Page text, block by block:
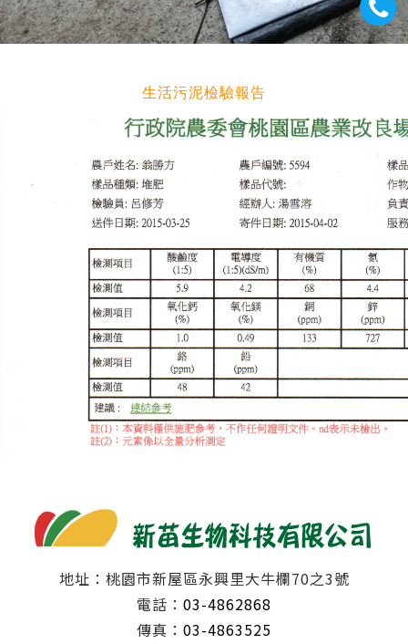
生活污泥檢驗報告
地址：桃園市新屋區永興里大牛欄70之3號
電話： 03-4862868
傳真： 03-4863525